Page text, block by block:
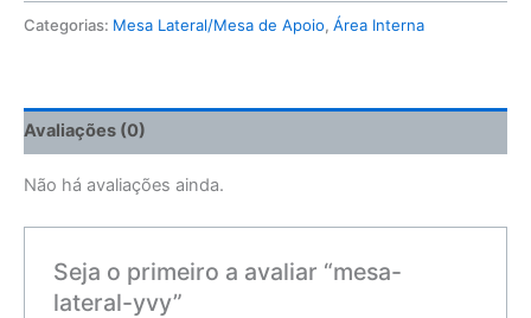
Categorias: Mesa Lateral/Mesa de Apoio, Área Interna
Avaliações (0)
Não há avaliações ainda.
Seja o primeiro a avaliar “mesa-
lateral-yvy”